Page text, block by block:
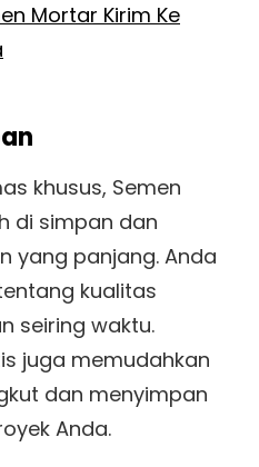
Mortar Kirim Ke
khusus, Semen
di simpan dan
yang panjang. Anda
kualitas
seiring waktu.
juga memudahkan
dan menyimpan
Anda.